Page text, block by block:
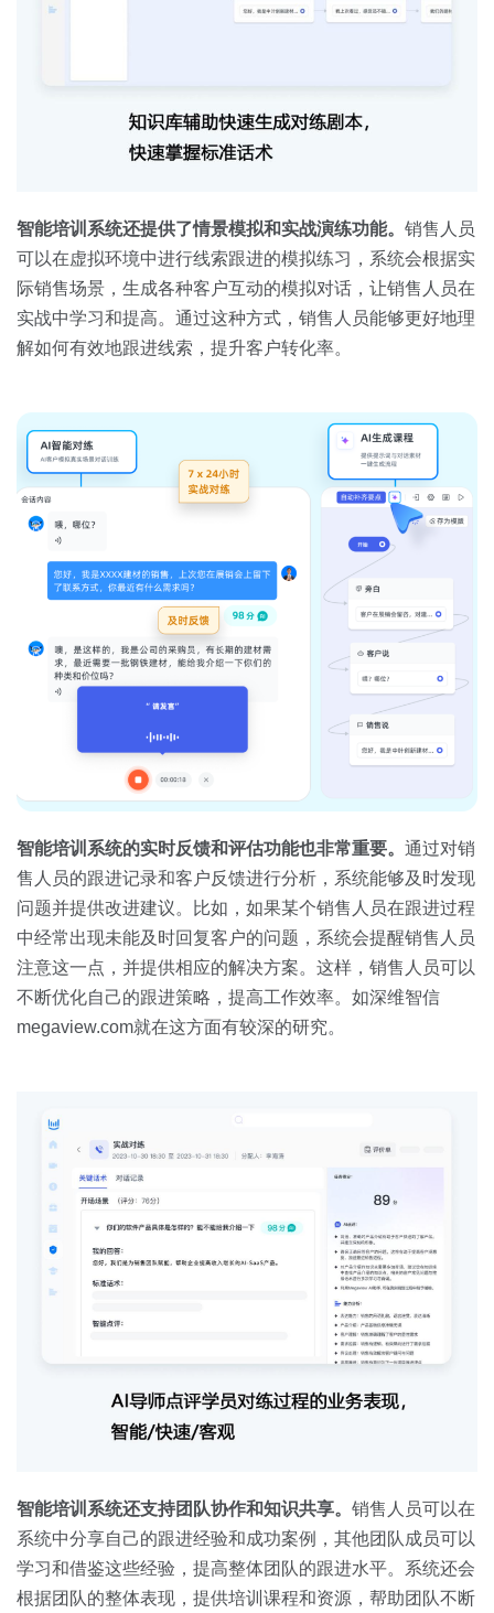
智能培训系统还提供了情景模拟和实战演练功能。 销售人员
可以在虚拟环境中进行线索跟进的模拟练习，系统会根据实
际销售场景，生成各种客户互动的模拟对话，让销售人员在
实战中学习和提高。通过这种方式，销售人员能够更好地理
解如何有效地跟进线索，提升客户转化率。
智能培训系统的实时反馈和评估功能也非常重要。 通过对销
售人员的跟进记录和客户反馈进行分析，系统能够及时发现
问题并提供改进建议。比如，如果某个销售人员在跟进过程
中经常出现未能及时回复客户的问题，系统会提醒销售人员
注意这一点，并提供相应的解决方案。这样，销售人员可以
不断优化自己的跟进策略，提高工作效率。如深维智信
megaview.com就在这方面有较深的研究。
智能培训系统还支持团队协作和知识共享。 销售人员可以在
系统中分享自己的跟进经验和成功案例，其他团队成员可以
学习和借鉴这些经验，提高整体团队的跟进水平。系统还会
根据团队的整体表现，提供培训课程和资源，帮助团队不断